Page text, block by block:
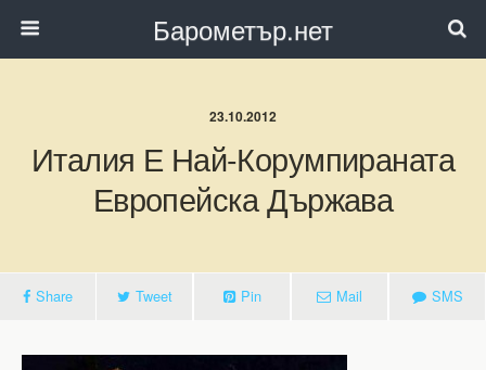
Барометър.нет
23.10.2012
Италия Е Най-Корумпираната
Европейска Държава
Share Tweet Pin Mail SMS